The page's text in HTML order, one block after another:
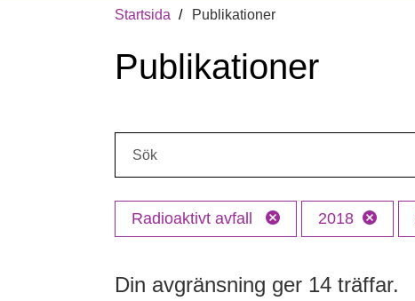
Startsida Publikationer
Publikationer
Radioaktivt avfall 2018
Din avgränsning ger 14 träffar.